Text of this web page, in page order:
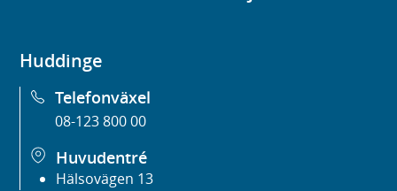
Huddinge
Telefonväxel
08-123 800 00
Huvudentré
Hälsovägen 13